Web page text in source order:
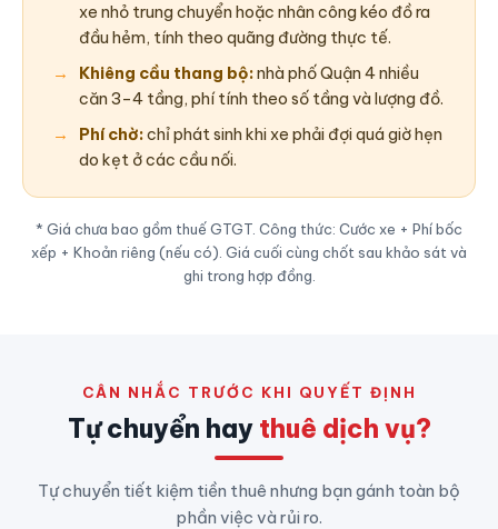
xe nhỏ trung chuyển hoặc nhân công kéo đồ ra
đầu hẻm, tính theo quãng đường thực tế.
Khiêng cầu thang bộ:nhà phố Quận 4 nhiều
căn 3–4 tầng, phí tính theo số tầng và lượng đồ.
Phí chờ:chỉ phát sinh khi xe phải đợi quá giờ hẹn
do kẹt ở các cầu nối.
* Giá chưa bao gồm thuế GTGT. Công thức: Cước xe + Phí bốc
xếp + Khoản riêng (nếu có). Giá cuối cùng chốt sau khảo sát và
ghi trong hợp đồng.
CÂN NHẮC TRƯỚC KHI QUYẾT ĐỊNH
Tự chuyển hay thuê dịch vụ?
Tự chuyển tiết kiệm tiền thuê nhưng bạn gánh toàn bộ
phần việc và rủi ro.